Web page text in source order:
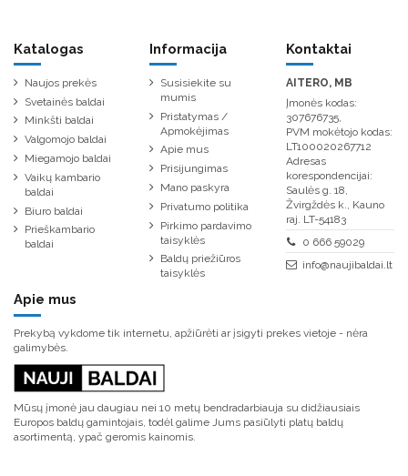
Katalogas
Naujos prekės
Svetainės baldai
Minkšti baldai
Valgomojo baldai
Miegamojo baldai
Vaikų kambario
baldai
Biuro baldai
Prieškambario
baldai
Informacija
Susisiekite su
mumis
Pristatymas /
Apmokėjimas
Apie mus
Prisijungimas
Mano paskyra
Privatumo politika
Pirkimo pardavimo
taisyklės
Baldų priežiūros
taisyklės
Kontaktai
AITERO, MB
Įmonės kodas:
307676735,
PVM mokėtojo kodas:
LT100020267712
Adresas
korespondencijai:
Saulės g. 18,
Žvirgždės k., Kauno
raj. LT-54183
0 666 59029
info@naujibaldai.lt
Apie mus
Prekybą vykdome tik internetu, apžiūrėti ar įsigyti prekes vietoje - nėra
galimybės.
Mūsų įmonė jau daugiau nei 10 metų bendradarbiauja su didžiausiais
Europos baldų gamintojais, todėl galime Jums pasiūlyti platų baldų
asortimentą, ypač geromis kainomis.